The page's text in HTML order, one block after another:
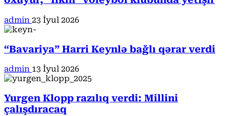
admin 23 İyul 2026
“Bavariya” Harri Keynlə bağlı qərar verdi
admin 13 İyul 2026
Yurgen Klopp razılıq verdi: Millini
çalışdıracaq